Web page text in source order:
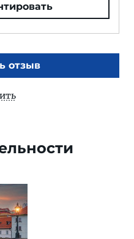
отзыв